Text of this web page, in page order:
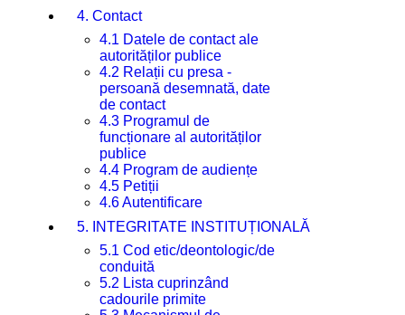
4. Contact
4.1 Datele de contact ale
autorităților publice
4.2 Relații cu presa -
persoană desemnată, date
de contact
4.3 Programul de
funcționare al autorităților
publice
4.4 Program de audiențe
4.5 Petiții
4.6 Autentificare
5. INTEGRITATE INSTITUȚIONALĂ
5.1 Cod etic/deontologic/de
conduită
5.2 Lista cuprinzând
cadourile primite